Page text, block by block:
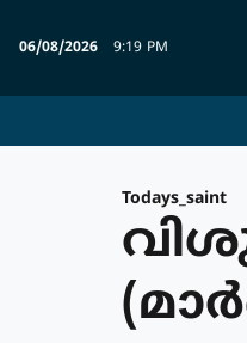
06/08/2026 9:19 PM
Todays_saint